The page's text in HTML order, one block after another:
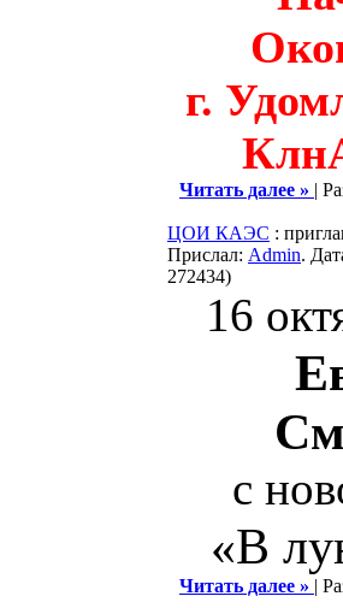
г.
Читать далее » |
ЦОИ КАЭС :
Прислал: Admin.
272434)
16
с
«В
Читать далее » |